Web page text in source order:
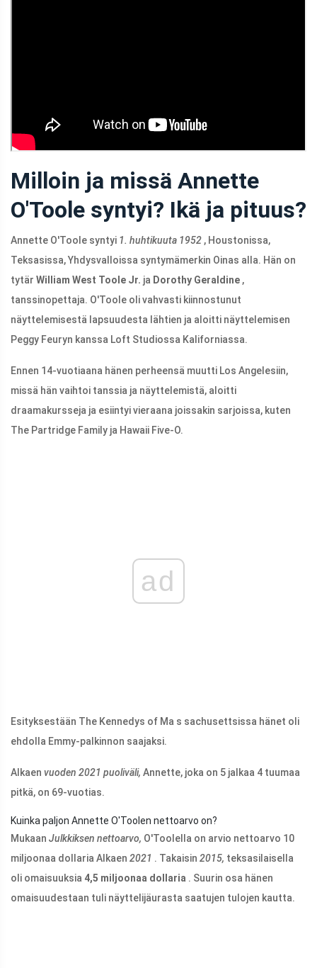
Milloin ja missä Annette
O'Toole syntyi? Ikä ja pituus?
Annette O'Toole syntyi 1. huhtikuuta 1952 , Houstonissa,
Teksasissa, Yhdysvalloissa syntymämerkin Oinas alla. Hän on
tytär William West Toole Jr. ja Dorothy Geraldine ,
tanssinopettaja. O'Toole oli vahvasti kiinnostunut
näyttelemisestä lapsuudesta lähtien ja aloitti näyttelemisen
Peggy Feuryn kanssa Loft Studiossa Kaliforniassa.
Ennen 14-vuotiaana hänen perheensä muutti Los Angelesiin,
missä hän vaihtoi tanssia ja näyttelemistä, aloitti
draamakursseja ja esiintyi vieraana joissakin sarjoissa, kuten
The Partridge Family ja Hawaii Five-O.
ad
Esityksestään The Kennedys of Ma s sachusettsissa hänet oli
ehdolla Emmy-palkinnon saajaksi.
Alkaen vuoden 2021 puoliväli, Annette, joka on 5 jalkaa 4 tuumaa
pitkä, on 69-vuotias.
Kuinka paljon Annette O'Toolen nettoarvo on?
Mukaan Julkkiksen nettoarvo, O'Toolella on arvio nettoarvo 10
miljoonaa dollaria Alkaen 2021 . Takaisin 2015, teksasilaisella
oli omaisuuksia 4,5 miljoonaa dollaria . Suurin osa hänen
omaisuudestaan ​​tuli näyttelijäurasta saatujen tulojen kautta.